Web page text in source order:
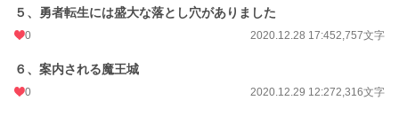
５、勇者転生には盛大な落とし穴がありました
0 2020.12.28 17:452,757文字
６、案内される魔王城
0 2020.12.29 12:272,316文字